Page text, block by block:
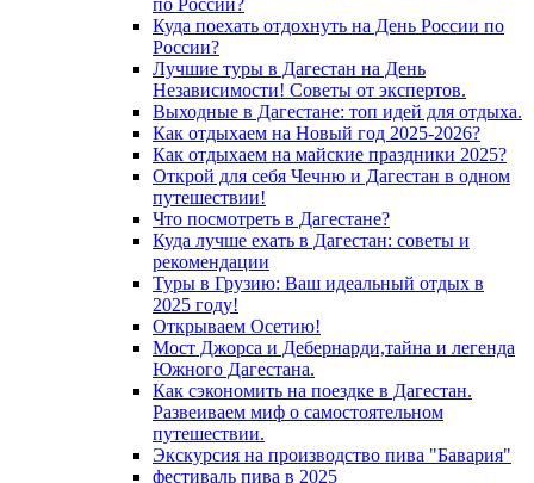
по России?
Куда поехать отдохнуть на День России по
России?
Лучшие туры в Дагестан на День
Независимости! Советы от экспертов.
Выходные в Дагестане: топ идей для отдыха.
Как отдыхаем на Новый год 2025-2026?
Как отдыхаем на майские праздники 2025?
Открой для себя Чечню и Дагестан в одном
путешествии!
Что посмотреть в Дагестане?
Куда лучше ехать в Дагестан: советы и
рекомендации
Туры в Грузию: Ваш идеальный отдых в
2025 году!
Открываем Осетию!
Мост Джорса и Дебернарди,тайна и легенда
Южного Дагестана.
Как сэкономить на поездке в Дагестан.
Развеиваем миф о самостоятельном
путешествии.
Экскурсия на производство пива "Бавария"
фестиваль пива в 2025